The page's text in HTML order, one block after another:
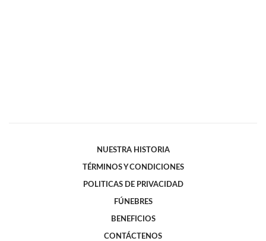
NUESTRA HISTORIA
TÉRMINOS Y CONDICIONES
POLITICAS DE PRIVACIDAD
FÚNEBRES
BENEFICIOS
CONTÁCTENOS